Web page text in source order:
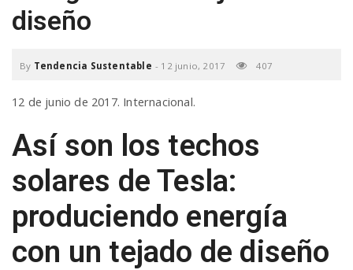
a
v
a
t
diseño
By Tendencia Sustentable - 12 junio, 2017 407
12 de junio de 2017. Internacional.
Así son los techos
solares de Tesla:
produciendo energía
con un tejado de diseño